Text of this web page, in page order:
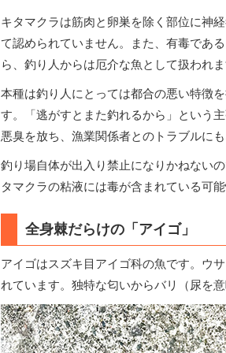
キタマクラは筋肉と卵巣を除く部位に神
て認められていません。また、有毒であ
ら、釣り人からは厄介な魚として扱われ
本種は釣り人にとっては都合の悪い特徴
す。「逃がすとまた釣れるから」という
悪臭を放ち、漁業関係者とのトラブルに
釣り場自体が出入り禁止になりかねない
タマクラの粘液には毒が含まれている可
全身棘だらけの「アイゴ」
アイゴはスズキ目アイゴ科の魚です。ウ
れています。独特な匂いからバリ（尿を